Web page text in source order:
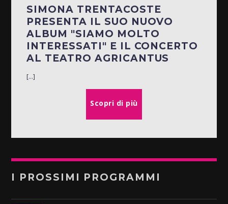
SIMONA TRENTACOSTE
PRESENTA IL SUO NUOVO
ALBUM "SIAMO MOLTO
INTERESSATI" E IL CONCERTO
AL TEATRO AGRICANTUS
[...]
Scopri di più
I PROSSIMI PROGRAMMI